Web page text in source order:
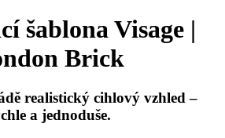
šablona Visage |
Brick
realistický cihlový vzhled –
a jednoduše.